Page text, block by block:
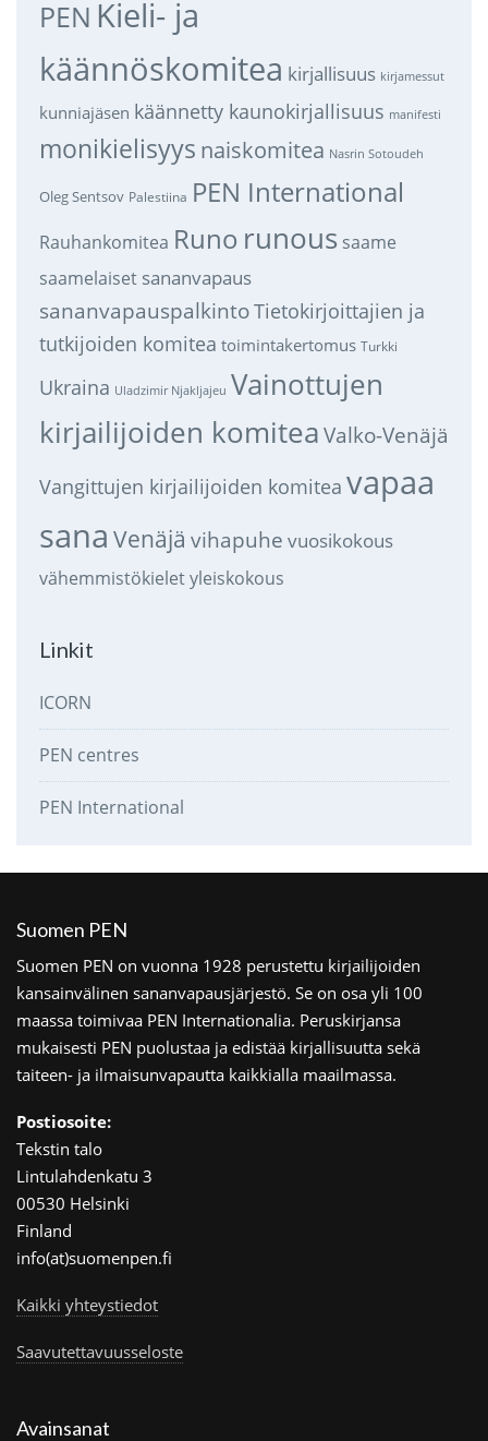
PEN Kieli- ja
käännöskomitea kirjallisuus kirjamessut
kunniajäsen käännetty kaunokirjallisuus manifesti
monikielisyys naiskomitea Nasrin Sotoudeh
Oleg Sentsov Palestiina PEN International
Rauhankomitea Runo runous saame
saamelaiset sananvapaus
sananvapauspalkintoTietokirjoittajien ja
tutkijoiden komitea toimintakertomus Turkki
Ukraina Uladzimir Njakljajeu Vainottujen
kirjailijoiden komitea Valko-Venäjä
Vangittujen kirjailijoiden komitea vapaa
sana Venäjä vihapuhe vuosikokous
vähemmistökieletyleiskokous
Linkit
ICORN
PEN centres
PEN International
Suomen PEN
Suomen PEN on vuonna 1928 perustettu kirjailijoiden
kansainvälinen sananvapausjärjestö. Se on osa yli 100
maassa toimivaa PEN Internationalia. Peruskirjansa
mukaisesti PEN puolustaa ja edistää kirjallisuutta sekä
taiteen- ja ilmaisunvapautta kaikkialla maailmassa.
Postiosoite:
Tekstin talo
Lintulahdenkatu 3
00530 Helsinki
Finland
info(at)suomenpen.fi
Kaikki yhteystiedot
Saavutettavuusseloste
Avainsanat